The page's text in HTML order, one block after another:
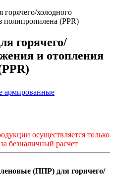
холодного
полипропилена (PPR)
горячего/
и отопления
армированные
осуществляется только
безналичный расчет
(ППР) для горячего/